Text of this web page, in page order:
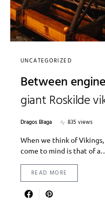
UNCATEGORIZED
Between
giant Roskilde
Dragos Blaga
835 views
When we think of
come to mind is that of
READ MORE